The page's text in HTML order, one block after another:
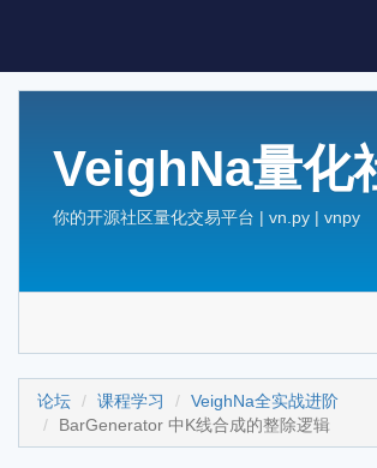
VeighNa量化
你的开源社区量化交易平台 | vn.py | vnpy
论坛 课程学习
VeighNa全实战进阶
BarGenerator 中K线合成的整除逻辑